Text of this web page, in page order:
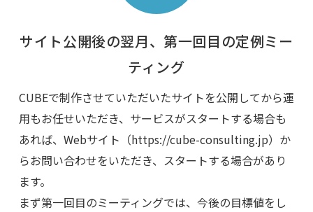
サイト公開後の翌月、第一回目の定例ミー
ティング
CUBEで制作させていただいたサイトを公開してから運
用もお任せいただき、サービスがスタートする場合も
あれば、 Webサイト（https://cube-consulting.jp）か
らお問い合わせをいただき、スタートする場合があり
ます。
まず第一回目のミーティングでは、今後の目標値をし